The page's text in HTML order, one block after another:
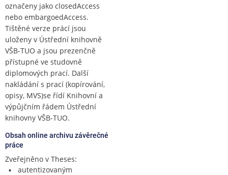
označeny jako closedAccess
nebo embargoedAccess.
Tištěné verze prácí jsou
uloženy v Ústřední knihovně
VŠB-TUO a jsou prezenčně
přístupné ve studovně
diplomových prací. Další
nakládání s prací (kopírování,
opisy, MVS)se řídí Knihovní a
výpůjčním řádem Ústřední
knihovny VŠB-TUO.
Obsah online archivu závěrečné
práce
Zveřejněno v Theses:
autentizovaným